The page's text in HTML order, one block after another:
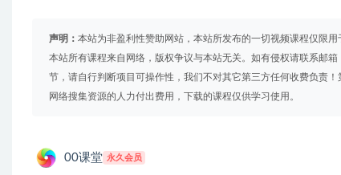
声明： 本站为非盈利性赞助网站，本站所发布的一切视频课程仅限
本站所有课程来自网络，版权争议与本站无关。如有侵权请联系邮
节，请自行判断项目可操作性，我们不对其它第三方任何收费负责
网络搜集资源的人力付出费用，下载的课程仅供学习使用。
00课堂 永久会员